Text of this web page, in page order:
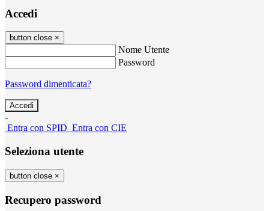
Accedi
button close ×
Nome Utente
Password
Password dimenticata?
-
Entra con SPID Entra con CIE
Seleziona utente
button close ×
Recupero password